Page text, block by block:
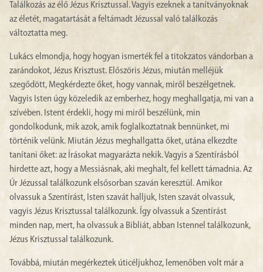
Találkozás az élő Jézus Krisztussal. Vagyis ezeknek a tanítványoknak
az életét, magatartását a feltámadt Jézussal való találkozás
változtatta meg.
Lukács elmondja, hogy hogyan ismerték fel a titokzatos vándorban a
zarándokot, Jézus Krisztust. Előszöris Jézus, miután melléjük
szegődött, Megkérdezte őket, hogy vannak, miről beszélgetnek.
Vagyis Isten úgy közeledik az emberhez, hogy meghallgatja, mi van a
szívében. Istent érdekli, hogy mi miről beszélünk, min
gondolkodunk, mik azok, amik foglalkoztatnak bennünket, mi
történik velünk. Miután Jézus meghallgatta őket, utána elkezdte
tanítani őket: az Írásokat magyarázta nekik. Vagyis a Szentírásból
hirdette azt, hogy a Messiásnak, aki meghalt, fel kellett támadnia. Az
Úr Jézussal találkozunk elsősorban szaván keresztül. Amikor
olvassuk a Szentírást, Isten szavát halljuk, Isten szavát olvassuk,
vagyis Jézus Krisztussal találkozunk. Így olvassuk a Szentírást
minden nap, mert, ha olvassuk a Bibliát, abban Istennel találkozunk,
Jézus Krisztussal találkozunk.
Továbbá, miután megérkeztek úticéljukhoz, lemenőben volt már a